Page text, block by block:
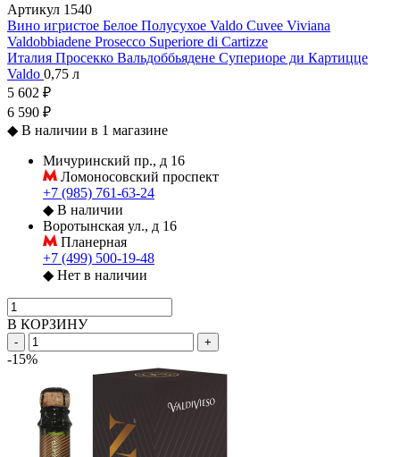
Артикул 1540
Вино игристое Белое Полусухое Valdo Cuvee Viviana
Valdobbiadene Prosecco Superiore di Cartizze
Италия Просекко Вальдоббьядене Супериоре ди Картицце
Valdo 0,75 л
5 602 ₽
6 590 ₽
◆ В наличии в 1 магазине
Мичуринский пр., д 16
Ломоносовский проспект
+7 (985) 761-63-24
◆ В наличии
Воротынская ул., д 16
Планерная
+7 (499) 500-19-48
◆ Нет в наличии
В КОРЗИНУ
- +
-15%